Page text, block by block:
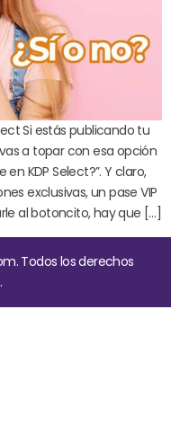
Si estás publicando tu
a topar con esa opción
KDP Select?”. Y claro,
exclusivas, un pase VIP
al botoncito, hay que […]
Todos los derechos